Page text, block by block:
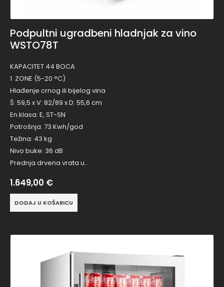
Podpultni ugradbeni hladnjak za vino
WSTO78T
KAPACITET 44 BOCA
1 ZONE (5-20 °C)
Hlađenje crnog ili bijelog vina
Š: 59,5 x V: 82/89 x D: 55,6 cm
En.klasa: E, ST-SN
Potrošnja: 73 Kwh/god
Težina: 43 kg
Nivo buke: 36 dB
Prednja drvena vrata u…
1.649,00 €
DODAJ U KOŠARICU